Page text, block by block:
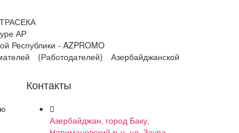
ТРАСЕКА
АР
Республики - AZPROMO
(Работодателей) Азербайджанской
Контакты
Азербайджан, город Баку,